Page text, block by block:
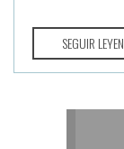
SEGUIR